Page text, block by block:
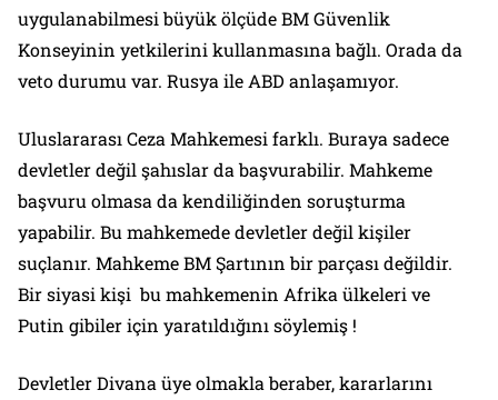
uygulanabilmesi büyük ölçüde BM Güvenlik
Konseyinin yetkilerini kullanmasına bağlı. Orada da
veto durumu var. Rusya ile ABD anlaşamıyor.
Uluslararası Ceza Mahkemesi farklı. Buraya sadece
devletler değil şahıslar da başvurabilir. Mahkeme
başvuru olmasa da kendiliğinden soruşturma
yapabilir. Bu mahkemede devletler değil kişiler
suçlanır. Mahkeme BM Şartının bir parçası değildir.
Bir siyasi kişi bu mahkemenin Afrika ülkeleri ve
Putin gibiler için yaratıldığını söylemiş !
Devletler Divana üye olmakla beraber, kararlarını